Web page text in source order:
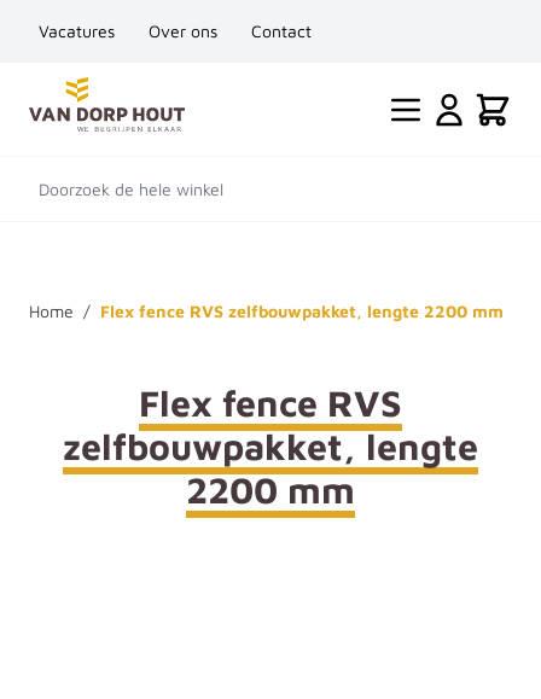
Vacatures Over ons Contact
Ga naar de inhoud
Cart
Doorzoek de hele winkel
Home / Flex fence RVS zelfbouwpakket, lengte 2200 mm
Flex fence RVS
zelfbouwpakket, lengte
2200 mm